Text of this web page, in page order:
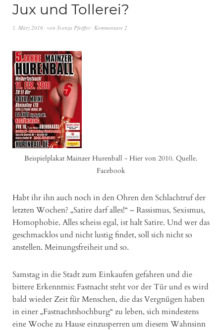
Jux und Tollerei?
1. März 2016 von Svenja Pfeiffer Kommentare 2
Beispielplakat Mainzer Hurenball - Hier von 2010. Quelle.
Facebook
Habt ihr ihn auch noch in den Ohren den Schlachtruf der
letzten Wochen? „Satire darf alles!“ – Rassismus, Sexismus,
Homophobie. Alles scheiss egal, ist halt Satire. Und wer das
geschmacklos und nicht lustig findet, soll sich nicht so
anstellen. Meinungsfreiheit und so.
Samstag in die Stadt zum Einkaufen gefahren und die
bittere Erkenntnis: Fastnacht steht vor der Tür und es wird
bald wieder Zeit für Menschen, die das Vergnügen haben
in einer „Fastnachtshochburg“ zu leben, sich mindestens
eine Woche zu Hause einzusperren um diesem Wahnsinn